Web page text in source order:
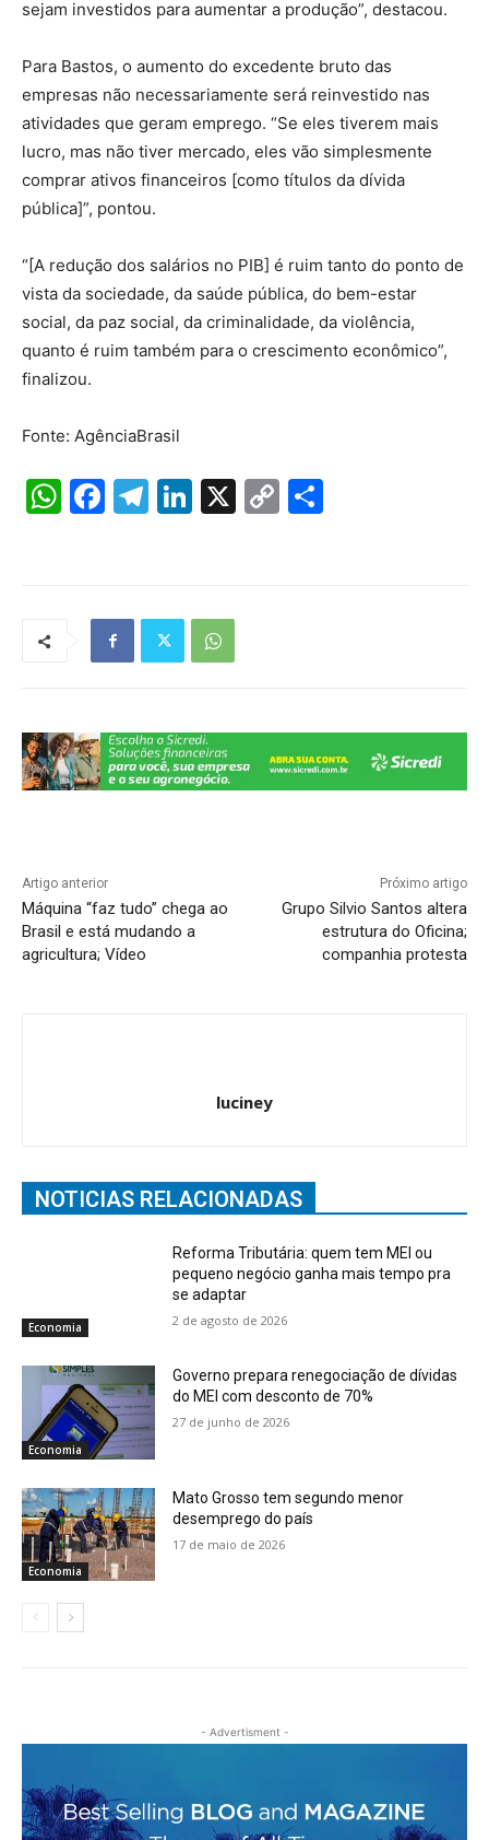
sejam investidos para aumentar a produção”, destacou.
Para Bastos, o aumento do excedente bruto das
empresas não necessariamente será reinvestido nas
atividades que geram emprego. “Se eles tiverem mais
lucro, mas não tiver mercado, eles vão simplesmente
comprar ativos financeiros [como títulos da dívida
pública]”, pontou.
“[A redução dos salários no PIB] é ruim tanto do ponto de
vista da sociedade, da saúde pública, do bem-estar
social, da paz social, da criminalidade, da violência,
quanto é ruim também para o crescimento econômico”,
finalizou.
Fonte: AgênciaBrasil
W F
b
o
k
T
a
m
Li
dI
n
X
C
Artigo anterior
Máquina “faz tudo” chega ao
Brasil e está mudando a
agricultura; Vídeo
Próximo artigo
Grupo Silvio Santos altera
estrutura do Oficina;
companhia protesta
luciney
NOTICIAS RELACIONADAS
Economia
Reforma Tributária: quem tem MEI ou
pequeno negócio ganha mais tempo pra
se adaptar
2 de agosto de 2026
Economia
Governo prepara renegociação de dívidas
do MEI com desconto de 70%
27 de junho de 2026
Economia
Mato Grosso tem segundo menor
desemprego do país
17 de maio de 2026
- Advertisment -